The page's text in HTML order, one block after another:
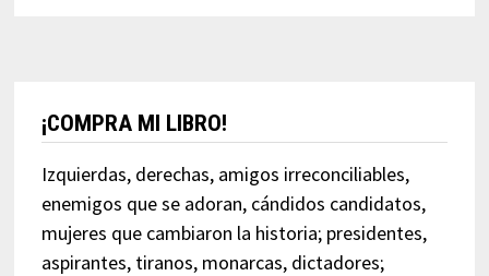
¡COMPRA MI LIBRO!
Izquierdas, derechas, amigos irreconciliables,
enemigos que se adoran, cándidos candidatos,
mujeres que cambiaron la historia; presidentes,
aspirantes, tiranos, monarcas, dictadores;